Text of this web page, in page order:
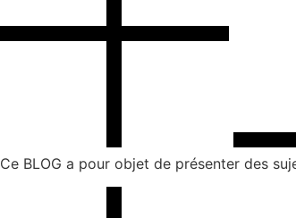
Ce BLOG a pour objet de présenter des